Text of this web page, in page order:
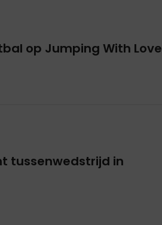
op Jumping With Love
tussenwedstrijd in